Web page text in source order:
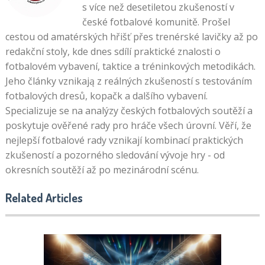
s více než desetiletou zkušeností v
české fotbalové komunitě. Prošel
cestou od amatérských hřišť přes trenérské lavičky až po
redakční stoly, kde dnes sdílí praktické znalosti o
fotbalovém vybavení, taktice a tréninkových metodikách.
Jeho články vznikają z reálných zkušeností s testováním
fotbalových dresů, kopačk a dalšího vybavení.
Specializuje se na analýzy českých fotbalových soutěží a
poskytuje ověřené rady pro hráče všech úrovní. Věří, že
nejlepší fotbalové rady vznikají kombinací praktických
zkušeností a pozorného sledování vývoje hry - od
okresních soutěží až po mezinárodní scénu.
Related Articles